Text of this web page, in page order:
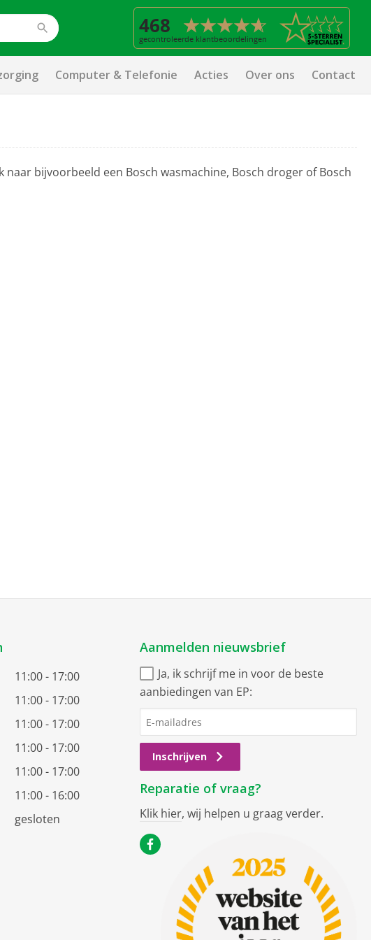
Computer & Telefonie Acties Over ons Contact
bijvoorbeeld een Bosch wasmachine, Bosch droger of Bosch
11:00 - 17:00
11:00 - 17:00
11:00 - 17:00
11:00 - 17:00
11:00 - 17:00
11:00 - 16:00
gesloten
Aanmelden nieuwsbrief
Ja, ik schrijf me in voor de beste
aanbiedingen van EP:
Inschrijven
Reparatie of vraag?
Klik hier, wij helpen u graag verder.